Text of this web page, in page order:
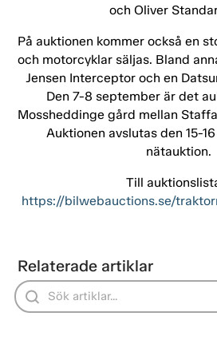
och Oliver
På auktionen kommer också en
och motorcyklar säljas. Bland
Jensen Interceptor och en
Den 7-8 september är det
Mossheddinge gård mellan
Auktionen avslutas den 15-
nätauktion.
Till
https://bilwebauctions.se/
Relaterade artiklar